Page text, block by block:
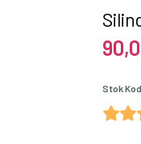
Stok